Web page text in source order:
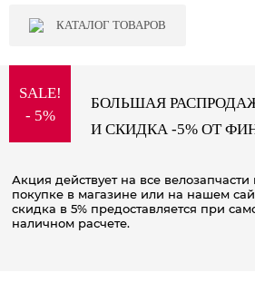
КАТАЛОГ ТОВАРОВ
SALE!
- 5%
БОЛЬШАЯ
И СКИДКА -5% ОТ
Акция действует на все
покупке в магазине или на нашем
скидка в 5% предоставляется при
наличном расчете.